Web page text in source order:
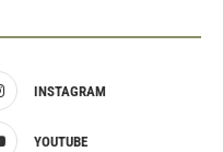
INSTAGRAM
YOUTUBE